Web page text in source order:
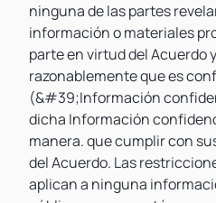
ninguna de las partes
información o materiales
parte en virtud del Acuerdo
razonablemente que es
(&#39;Información
dicha Información
manera. que cumplir con
del Acuerdo. Las
aplican a ninguna